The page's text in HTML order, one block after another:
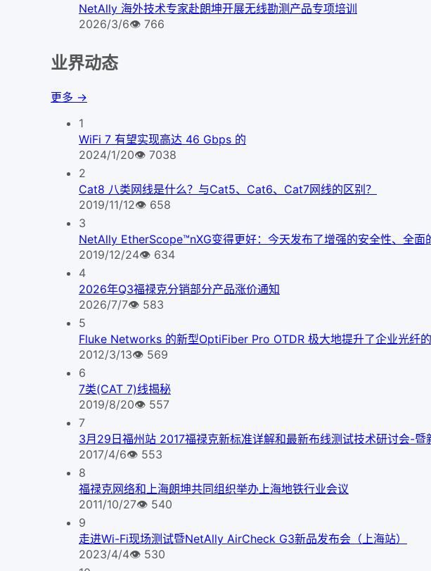
NetAlly 海外技术专家赴朗坤开展无线勘测产品专项培训
2026/3/6👁 766
业界动态
更多 →
1
WiFi 7 有望实现高达 46 Gbps 的
2024/1/20👁 7038
2
Cat8 八类网线是什么？与Cat5、Cat6、Cat7网线的区别？
2019/11/12👁 658
3
NetAlly EtherScope™nXG变得更好：今天发布了增强的安全性、全面
2019/12/24👁 634
4
2026年Q3福禄克分销部分产品涨价通知
2026/7/7👁 583
5
Fluke Networks 的新型OptiFiber Pro OTDR 极大地提升了企业光纤
2012/3/13👁 569
6
7类(CAT 7)线揭秘
2019/8/20👁 557
7
3月29日福州站 2017福禄克新标准详解和最新布线测试技术研讨会-暨
2017/4/6👁 553
8
福禄克网络和上海朗坤共同组织举办上海地铁行业会议
2011/10/27👁 540
9
走进Wi-Fi现场测试暨NetAlly AirCheck G3新品发布会（上海站）
2023/4/4👁 530